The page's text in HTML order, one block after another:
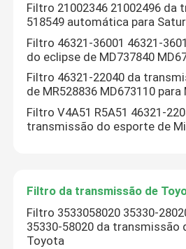
Filtro 21002346 21002496 da
518549 automática para
Filtro 46321-36001 46321-
do eclipse de MD737840
Filtro 46321-22040 da
de MR528836 MD673110 para
Filtro V4A51 R5A51 46321-
transmissão do esporte de
Filtro da transmissão de
Filtro 3533058020 35330-
35330-58020 da transmissão
Toyota